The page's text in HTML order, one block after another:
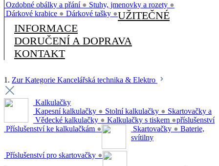
Ozdobné obálky a přání ● Stuhy, jmenovky a rozety ●
Dárkové krabice ● Dárkové tašky ●UŽITEČNÉ
INFORMACE
DORUČENÍ A DOPRAVA
KONTAKT
1. Zur Kategorie Kancelářská technika & Elektro
Kalkulačky
Kapesní kalkulačky ● Stolní kalkulačky ●
Vědecké kalkulačky ● Kalkulačky s tiskem ●
Příslušenství ke kalkulačkám ●
Skartovačky a
příslušenství
Skartovačky ●
Příslušenství pro skartovačky ●
Baterie,
svítilny